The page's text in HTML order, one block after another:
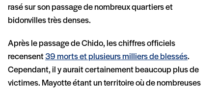
rasé sur son passage de nombreux quartiers et
bidonvilles très denses.
Après le passage de Chido, les chiffres officiels
recensent39 morts et plusieurs milliers de blessés.
Cependant, il y aurait certainement beaucoup plus de
victimes. Mayotte étant un territoire où de nombreuses